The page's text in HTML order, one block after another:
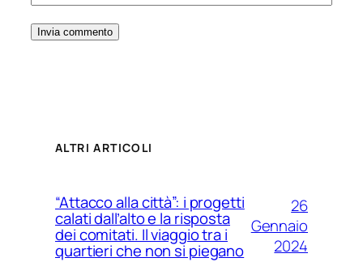
ALTRI ARTICOLI
“Attacco alla città”: i progetti
calati dall’alto e la risposta
dei comitati. Il viaggio tra i
quartieri che non si piegano
26
Gennaio
2024